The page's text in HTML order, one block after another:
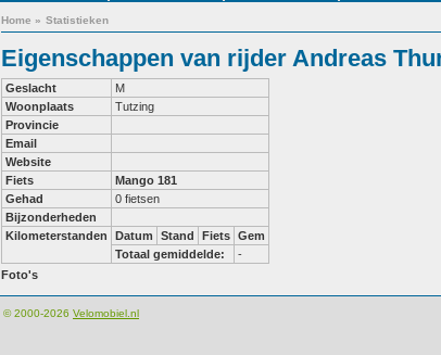
Home » Statistieken
Eigenschappen van rijder Andreas
Geslacht
M
Woonplaats
Tutzing
Provincie
Email
Website
Fiets
Mango 181
Gehad
0 fietsen
Bijzonderheden
Kilometerstanden
Datum Stand Fiets Gem
Totaal gemiddelde:
-
Foto's
© 2000-2026 Velomobiel.nl